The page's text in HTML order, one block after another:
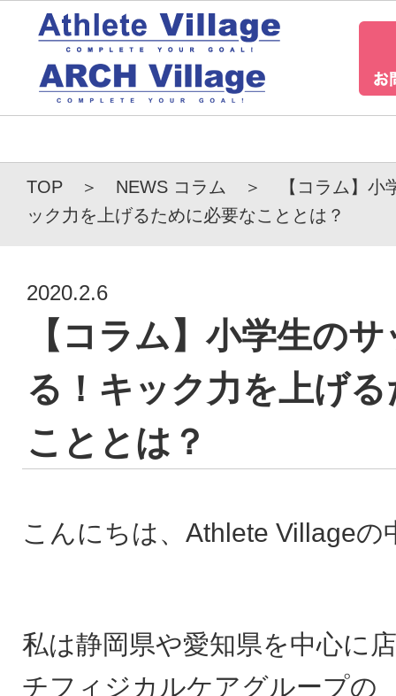
TOP
当店につい
事例・お客様
NEWS
TOP NEWS コラム
【コラム】
ック力を上げるために必要なこととは？
2020.2.6
【コラム】小学生の
る！キック力を上げ
こととは？
こんにちは、Athlete Villageの
私は静岡県や愛知県を中心に
チフィジカルケアグループの